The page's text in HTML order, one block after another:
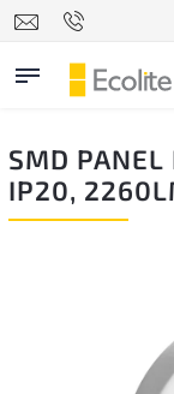
SMD
IP20,